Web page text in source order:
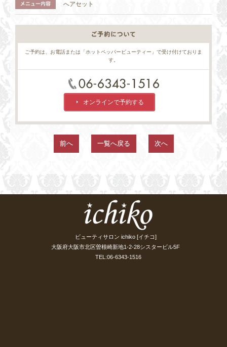
へアセット
ご予約は、お電話または「ホットペッパービューティー」で受け付けておりま
す。
オンラインで予約する
前へ 一覧へ戻る 次へ
ビューティサロン ichiko [イチコ]
大阪府大阪市北区曽根崎新地1-2-28シスタービル5F
TEL:06-6343-1516